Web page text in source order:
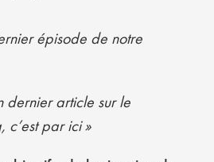
épisode de notre
dernier article sur le
c’est par ici »